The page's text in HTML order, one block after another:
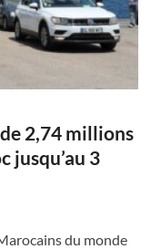
2,74 millions
jusqu’au 3
du monde